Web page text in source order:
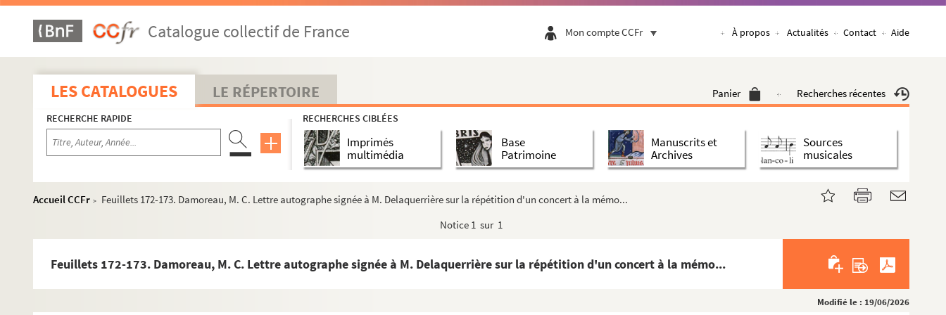
Catalogue collectif de France Mon compte CCFr À propos Actualités Contact Aide
LES CATALOGUES LE RÉPERTOIRE Panier Recherches récentes
RECHERCHE RAPIDE RECHERCHES CIBLÉES
Imprimés
multimédia
Base
Patrimoine
Manuscrits et
Archives
Sources
musicales
Accueil CCFr >
Feuillets 172-173. Damoreau, M. C. Lettre autographe signée à M. Delaquerrière sur la répétition d'un concert à la mémo...
Notice 1 sur 1
Feuillets 172-173. Damoreau, M. C. Lettre autographe signée à M. Delaquerrière sur la répétition d'un concert à la mémo...
Modifié le : 19/06/2026
Feuillets 117-118. Dalantun, Charles-Guibert. Diplôme de baccalauréat et de licence en droit (1705-1706)
Feuillet 119. Dailly, Thierry (architecte). À sa requête et suivant l'exploit d'assignation donné au Châtelet, con...
Feuillet 120. Dalifol, Léon. Extrait d'acte de baptême (3 avril 1839)
Feuillet 121. Dallier, Henri (compositeur). Lettre autographe signée pour refuser une invitation car il va chez De...
Feuillet 122. Dalligny. Lettre autographe signée à M. Bucquet, président du Photo-Club, pour lui envoyer un object...
Feuillet 123. Dalloz, Clary. Lettre autographe signée à un ami pour lui donner des renseignements
Feuillets 124-125. Dalloz, Édouard (homme politique). Carte de visite et lettre autographe signée pour remercier M. Pla...
Feuillet 126. Dalloz, Paul (avocat et journaliste). Lettre autographe signée
Feuillets 138-142. Dalmas, Auguste de (directeur au ministère de la Justice). 3 lettres autographes signées adressées à...